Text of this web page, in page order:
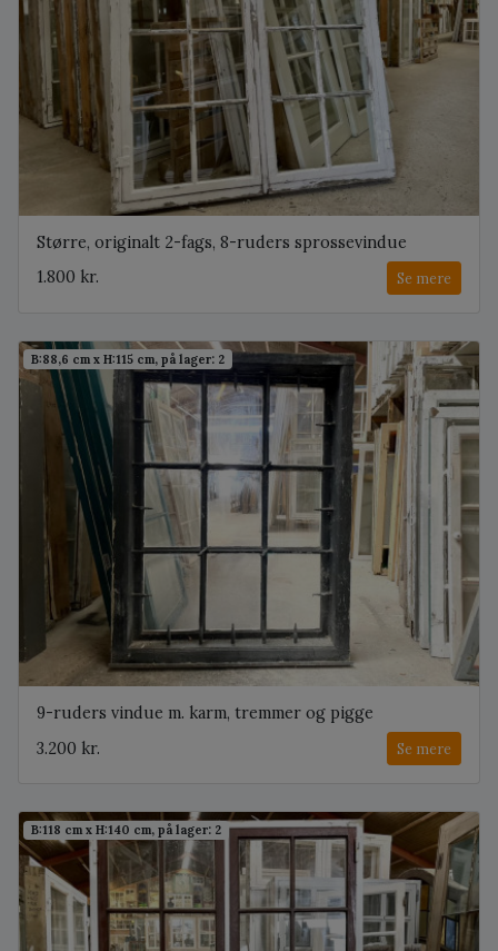
Større, originalt 2-fags, 8-ruders sprossevindue
1.800 kr.
Se mere
B:88,6 cm x H:115 cm, på lager: 2
9-ruders vindue m. karm, tremmer og pigge
3.200 kr.
Se mere
B:118 cm x H:140 cm, på lager: 2